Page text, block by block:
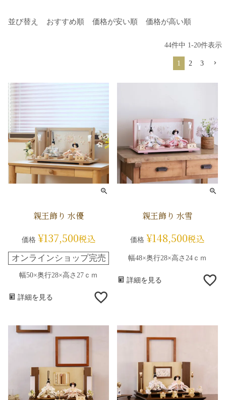
並び替え おすすめ順 価格が安い順 価格が高い順
44件中 1-20件表示
1 2 3
親王飾り 水優
価格 ¥137,500税込
オンラインショップ完売
幅50×奥行28×高さ27ｃｍ
詳細を見る
親王飾り 水雪
価格 ¥148,500税込
幅48×奥行28×高さ24ｃｍ
詳細を見る